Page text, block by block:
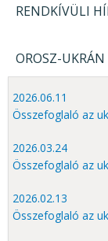
RENDKÍVÜLI
OROSZ-
2026.06.11
Összefoglaló az
2026.03.24
Összefoglaló az
2026.02.13
Összefoglaló az